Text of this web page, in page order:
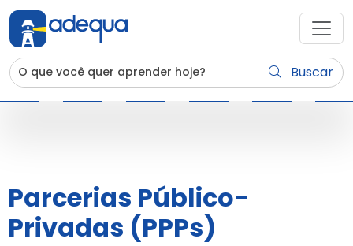
Buscar
Parcerias Público-
Privadas (PPPs)